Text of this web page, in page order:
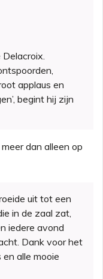
applaus en
begint hij zijn
dan alleen op
uit tot een
in de zaal zat,
iedere avond
Dank voor het
alle mooie